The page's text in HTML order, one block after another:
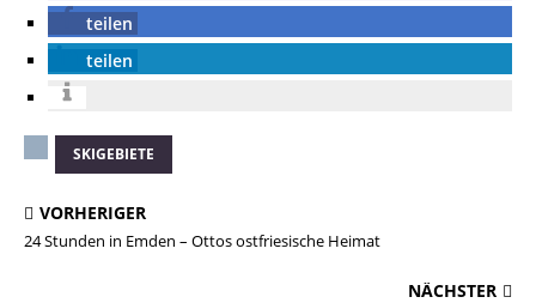
teilen
teilen
SKIGEBIETE
VORHERIGER
24 Stunden in Emden – Ottos ostfriesische Heimat
NÄCHSTER